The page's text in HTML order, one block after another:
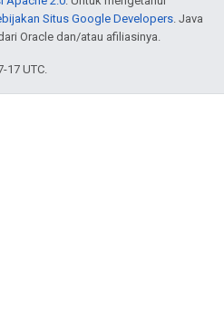
Situs Google Developers. Java
Oracle dan/atau afiliasinya.
17 UTC.